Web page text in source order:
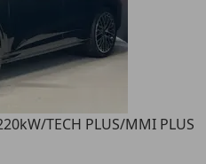
TECH PLUS/MMI PLUS